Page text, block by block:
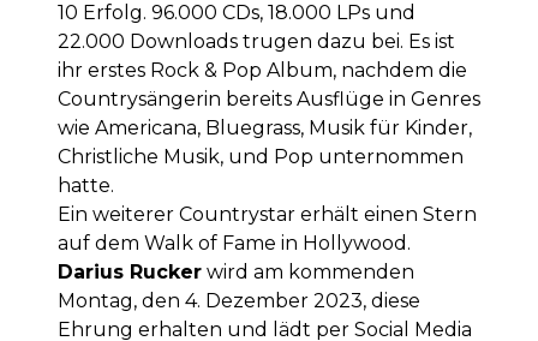
10 Erfolg. 96.000 CDs, 18.000 LPs und
22.000 Downloads trugen dazu bei. Es ist
ihr erstes Rock & Pop Album, nachdem die
Countrysängerin bereits Ausflüge in Genres
wie Americana, Bluegrass, Musik für Kinder,
Christliche Musik, und Pop unternommen
hatte.
Ein weiterer Countrystar erhält einen Stern
auf dem Walk of Fame in Hollywood.
Darius Rucker wird am kommenden
Montag, den 4. Dezember 2023, diese
Ehrung erhalten und lädt per Social Media